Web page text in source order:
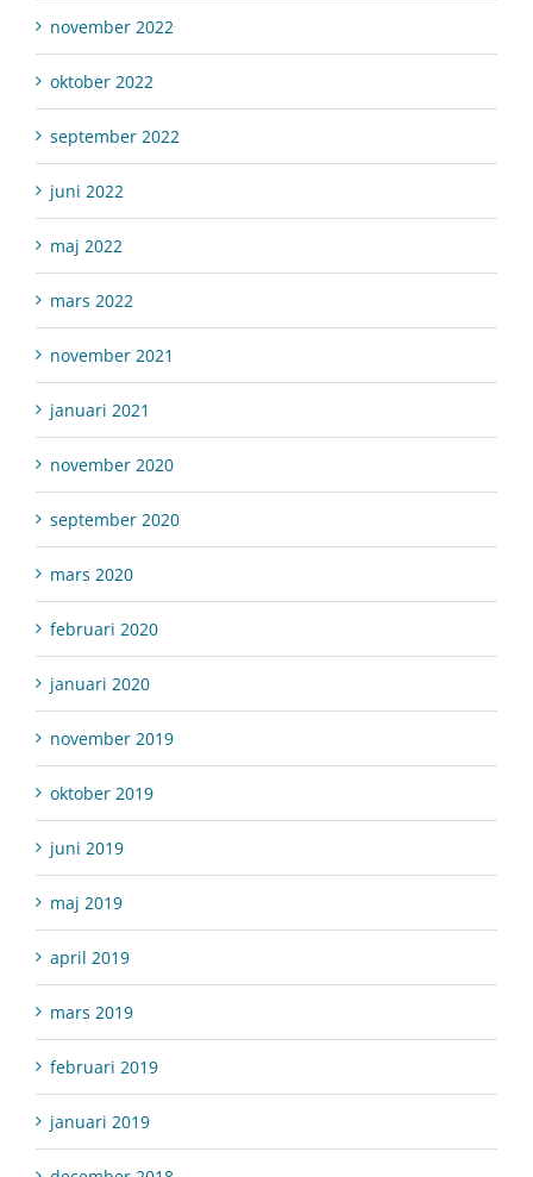
november 2022
oktober 2022
september 2022
juni 2022
maj 2022
mars 2022
november 2021
januari 2021
november 2020
september 2020
mars 2020
februari 2020
januari 2020
november 2019
oktober 2019
juni 2019
maj 2019
april 2019
mars 2019
februari 2019
januari 2019